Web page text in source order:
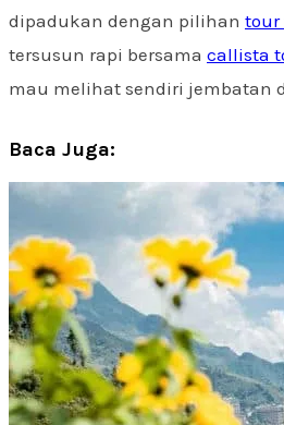
dipadukan dengan pilihan tour
tersusun rapi bersama callista
mau melihat sendiri jembatan
Baca Juga: